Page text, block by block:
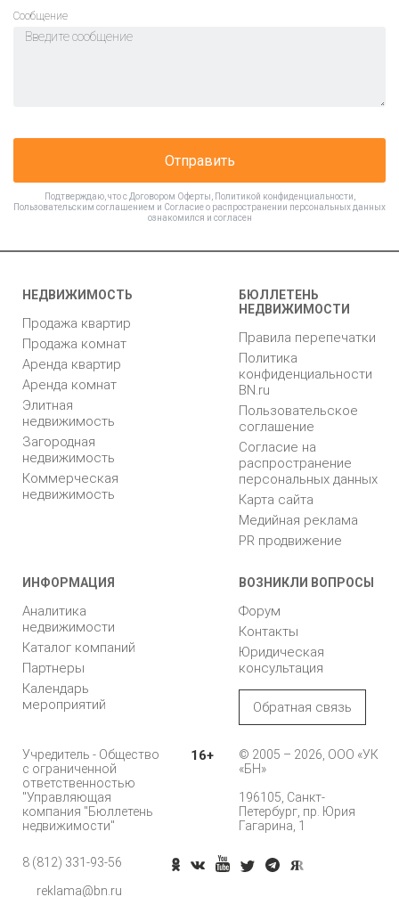
Cообщение
Отправить
Подтверждаю, что с Договором Оферты Политикой конфиденциальности
Пользовательским соглашением и Согласие о распространении персональных данных
ознакомился и согласен
НЕДВИЖИМОСТЬ
Продажа квартир
Продажа комнат
Аренда квартир
Аренда комнат
Элитная
недвижимость
Загородная
недвижимость
Коммерческая
недвижимость
БЮЛЛЕТЕНЬ
НЕДВИЖИМОСТИ
Правила перепечатки
Политика
конфиденциальности
BN.ru
Пользовательское
соглашение
Согласие на
распространение
персональных данных
Карта сайта
Медийная реклама
PR продвижение
ИНФОРМАЦИЯ
Аналитика
недвижимости
Каталог компаний
Партнеры
Календарь
мероприятий
ВОЗНИКЛИ ВОПРОСЫ
Форум
Контакты
Юридическая
консультация
Обратная связь
Учредитель - Общество
с ограниченной
ответственностью
"Управляющая
компания "Бюллетень
недвижимости"
16+
© 2005 – 2026, ООО «УК
«БН»
196105, Санкт-
Петербург, пр. Юрия
Гагарина, 1
8 (812) 331-93-56
reklama@bn.ru